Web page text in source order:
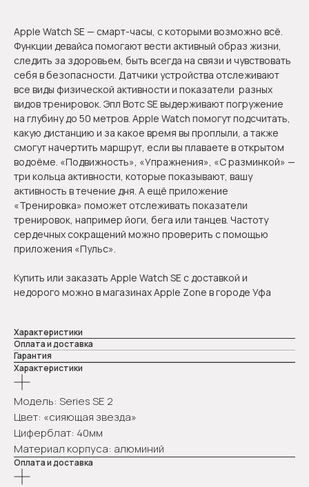
Apple Watch SE — смарт-часы, с которыми возможно всё.
Функции девайса помогают вести активный образ жизни,
следить за здоровьем, быть всегда на связи и чувствовать
себя в безопасности. Датчики устройства отслеживают
все виды физической активности и показатели разных
видов тренировок. Эпл Вотс SE выдерживают погружение
на глубину до 50 метров. Apple Watch помогут подсчитать,
какую дистанцию и за какое время вы проплыли, а также
смогут начертить маршрут, если вы плаваете в открытом
водоёме. «Подвижность», «Упражнения», «С разминкой» —
три кольца активности, которые показывают, вашу
активность в течение дня. А ещё приложение
«Тренировка» поможет отслеживать показатели
тренировок, например йоги, бега или танцев. Частоту
сердечных сокращений можно проверить с помощью
приложения «Пульс».
Купить или заказать Apple Watch SE с доставкой и
недорого можно в магазинах Apple Zone в городе Уфа
Характеристики
Оплата и доставка
Гарантия
Характеристики
Модель: Series SE 2
Цвет: «сияющая звезда»
Циферблат: 40мм
Материал корпуса: алюминий
Оплата и доставка